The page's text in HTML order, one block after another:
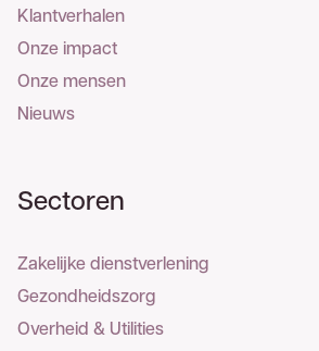
Klantverhalen
Onze impact
Onze mensen
Nieuws
Sectoren
Zakelijke dienstverlening
Gezondheidszorg
Overheid & Utilities